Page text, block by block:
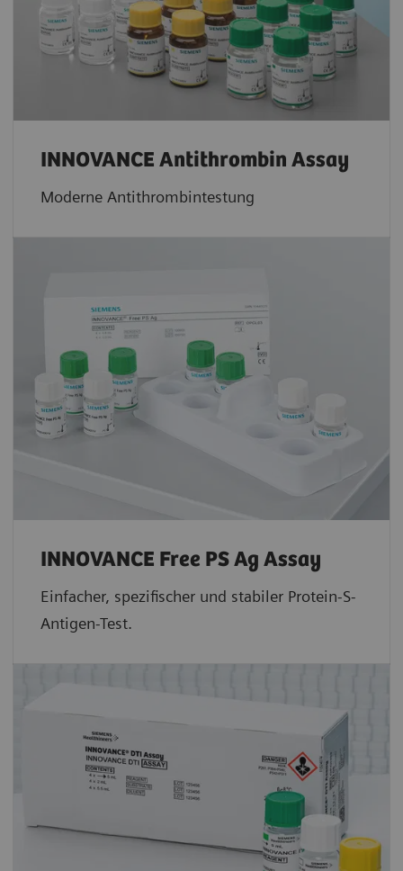
INNOVANCE Antithrombin Assay
Moderne Antithrombintestung
INNOVANCE Free PS Ag Assay
Einfacher, spezifischer und stabiler Protein-S-
Antigen-Test.